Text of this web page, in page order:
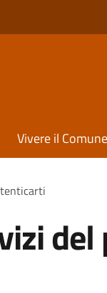
Vivere il Comune